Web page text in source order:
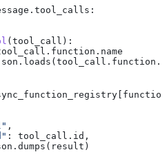
( tool_call ):
,
: tool_call.id,